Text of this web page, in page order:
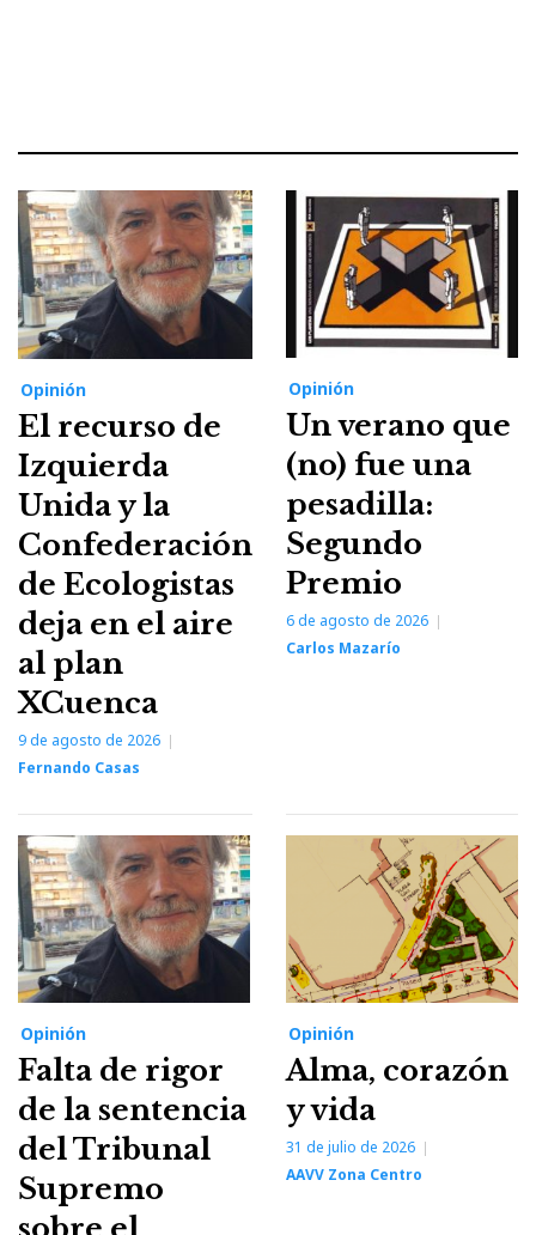
Opinión
El recurso de
Izquierda
Unida y la
Confederación
de Ecologistas
deja en el aire
al plan
XCuenca
9 de agosto de 2026
Fernando Casas
Opinión
Un verano que
(no) fue una
pesadilla:
Segundo
Premio
6 de agosto de 2026
Carlos Mazarío
Opinión
Falta de rigor
de la sentencia
del Tribunal
Supremo
Opinión
Alma, corazón
y vida
31 de julio de 2026
AAVV Zona Centro